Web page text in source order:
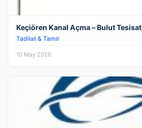
Keçiören Kanal Açma – Bulut Tesisat
Tadilat & Tamir
10 May 2026